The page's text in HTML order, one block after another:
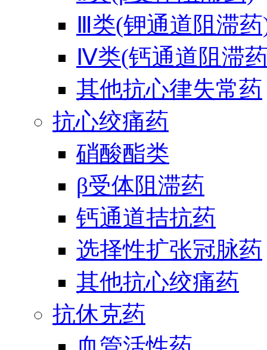
Ⅲ类(钾通道阻滞
Ⅳ类(钙通道阻滞
其他抗心律失常药
抗心绞痛药
硝酸酯类
β受体阻滞药
钙通道拮抗药
选择性扩张冠脉药
其他抗心绞痛药
抗休克药